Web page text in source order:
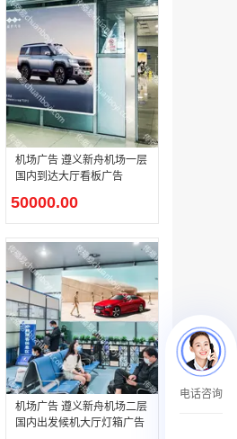
成都春熙路银石广场场地广告位
￥308000.00
￥1590000.00
机场广告 遵义新舟机场一层
国内到达大厅看板广告
50000.00
机场广告 遵义新舟机场二层
国内出发候机大厅灯箱广告
电话咨询